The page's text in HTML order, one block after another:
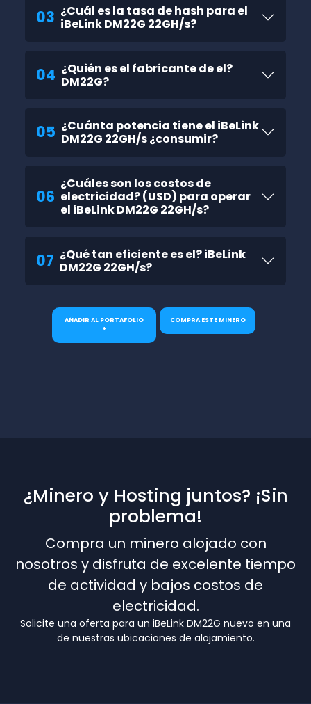
03 ¿Cuál es la tasa de hash para el
iBeLink DM22G 22GH/s?
04 ¿Quién es el fabricante de el?
DM22G?
05 ¿Cuánta potencia tiene el iBeLink
DM22G 22GH/s ¿consumir?
06
¿Cuáles son los costos de
electricidad? (USD) para operar
el iBeLink DM22G 22GH/s?
07 ¿Qué tan eficiente es el? iBeLink
DM22G 22GH/s?
AÑADIR AL PORTAFOLIO
+
COMPRA ESTE MINERO
¿Minero y Hosting juntos? ¡Sin
problema!
Compra un minero alojado con
nosotros y disfruta de excelente tiempo
de actividad y bajos costos de
electricidad.
Solicite una oferta para un iBeLink DM22G nuevo en una
de nuestras ubicaciones de alojamiento.